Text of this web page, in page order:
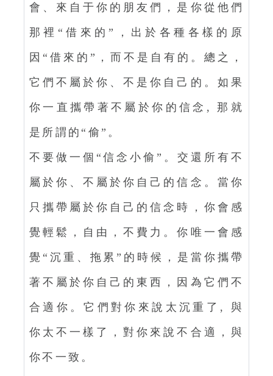
會、來自于你的朋友們，是你從他們
那裡“借來的”，出於各種各樣的原
因“借來的”，而不是自有的。總之，
它們不屬於你、不是你自己的。如果
你一直攜帶著不屬於你的信念, 那就
是所謂的“偷”。
不要做一個“信念小偷”。交還所有不
屬於你、不屬於你自己的信念。當你
只攜帶屬於你自己的信念時，你會感
覺輕鬆，自由，不費力。你唯一會感
覺“沉重、拖累”的時候，是當你攜帶
著不屬於你自己的東西，因為它們不
合適你。它們對你來說太沉重了, 與
你太不一樣了，對你來說不合適，與
你不一致。